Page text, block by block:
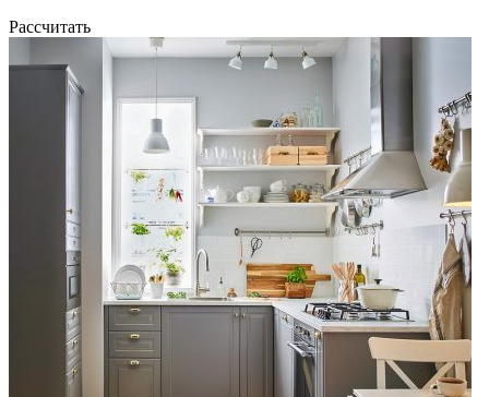
Рассчитать